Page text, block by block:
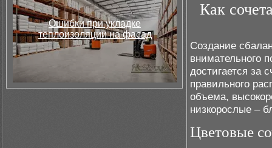
Ошибки при укладке
теплоизоляции на фасад
Как
Создание
внимательного
достигается за
правильного
объема,
низкорослые –
Цветовые